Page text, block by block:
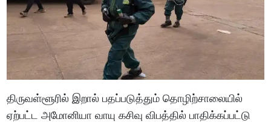
திருவள்ளூரில் இறால் பதப்படுத்தும் தொழிற்சாலையில்
ஏற்பட்ட அமோனியா வாயு கசிவு விபத்தில் பாதிக்கப்பட்டு